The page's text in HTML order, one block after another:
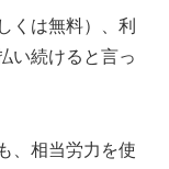
くは無料）、利
い続けると言っ
、相当労力を使